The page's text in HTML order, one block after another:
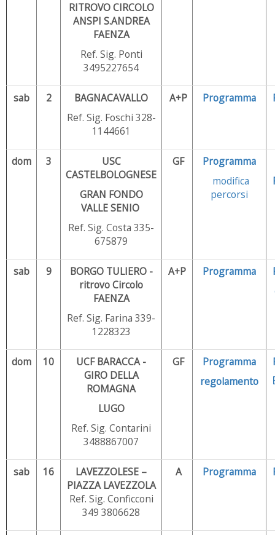
RITROVO CIRCOLO
ANSPI S.ANDREA
FAENZA
Ref. Sig. Ponti
3495227654
sab 2
BAGNACAVALLO
Ref. Sig. Foschi 328-
1144661
A+P Programma
dom 3
USC
CASTELBOLOGNESE
GRAN FONDO
VALLE SENIO
Ref. Sig. Costa 335-
675879
GF
Programma
modifica
percorsi
sab 9
BORGO TULIERO -
ritrovo Circolo
FAENZA
Ref. Sig. Farina 339-
1228323
A+P Programma
dom 10
UCF BARACCA -
GIRO DELLA
ROMAGNA
LUGO
Ref. Sig. Contarini
3488867007
GF
Programma
regolamento
sab 16
LAVEZZOLESE –
PIAZZA LAVEZZOLA
Ref. Sig. Conficconi
349 3806628
A Programma